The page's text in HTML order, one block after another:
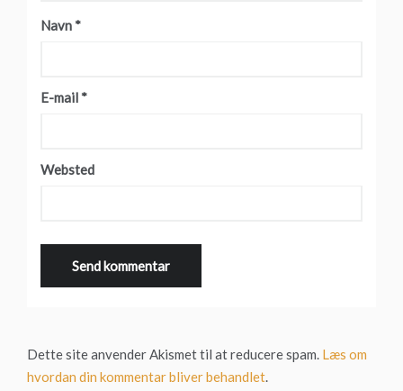
Navn *
E-mail *
Websted
Dette site anvender Akismet til at reducere spam. Læs om
hvordan din kommentar bliver behandlet.